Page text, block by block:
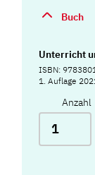
Buch
Unterricht
ISBN:
1. Auflage
Anzahl